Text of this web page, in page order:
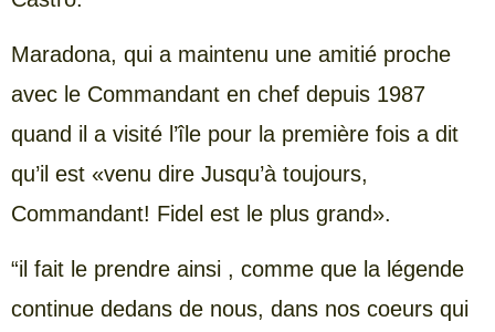
Maradona, qui a maintenu une amitié proche
avec le Commandant en chef depuis 1987
quand il a visité l’île pour la première fois a dit
qu’il est «venu dire Jusqu’à toujours,
Commandant! Fidel est le plus grand».
“il fait le prendre ainsi , comme que la légende
continue dedans de nous, dans nos coeurs qui